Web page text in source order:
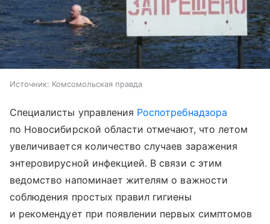
Источник: Комсомольская правда
Специалисты управления Роспотребнадзора
по Новосибирской области отмечают, что летом
увеличивается количество случаев заражения
энтеровирусной инфекцией. В связи с этим
ведомство напоминает жителям о важности
соблюдения простых правил гигиены
и рекомендует при появлении первых симптомов